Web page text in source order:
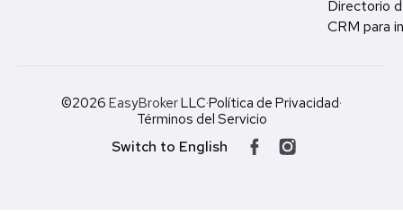
Directorio
CRM para
©2026 EasyBrokerLLC·Política de Privacidad·
Términos del Servicio
Switch to English